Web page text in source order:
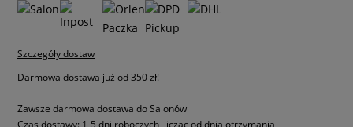
Szczegóły dostaw
Darmowa dostawa już od 350 zł!
Zawsze darmowa dostawa do Salonów
Czas dostawy: 1-5 dni roboczych, licząc od dnia otrzymania